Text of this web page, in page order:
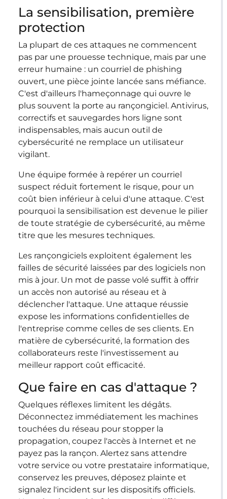
La sensibilisation, première
protection
La plupart de ces attaques ne commencent
pas par une prouesse technique, mais par une
erreur humaine : un courriel de phishing
ouvert, une pièce jointe lancée sans méfiance.
C'est d'ailleurs l'hameçonnage qui ouvre le
plus souvent la porte au rançongiciel. Antivirus,
correctifs et sauvegardes hors ligne sont
indispensables, mais aucun outil de
cybersécurité ne remplace un utilisateur
vigilant.
Une équipe formée à repérer un courriel
suspect réduit fortement le risque, pour un
coût bien inférieur à celui d'une attaque. C'est
pourquoi la sensibilisation est devenue le pilier
de toute stratégie de cybersécurité, au même
titre que les mesures techniques.
Les rançongiciels exploitent également les
failles de sécurité laissées par des logiciels non
mis à jour. Un mot de passe volé suffit à offrir
un accès non autorisé au réseau et à
déclencher l'attaque. Une attaque réussie
expose les informations confidentielles de
l'entreprise comme celles de ses clients. En
matière de cybersécurité, la formation des
collaborateurs reste l'investissement au
meilleur rapport coût efficacité.
Que faire en cas d'attaque ?
Quelques réflexes limitent les dégâts.
Déconnectez immédiatement les machines
touchées du réseau pour stopper la
propagation, coupez l'accès à Internet et ne
payez pas la rançon. Alertez sans attendre
votre service ou votre prestataire informatique,
conservez les preuves, déposez plainte et
signalez l'incident sur les dispositifs officiels.